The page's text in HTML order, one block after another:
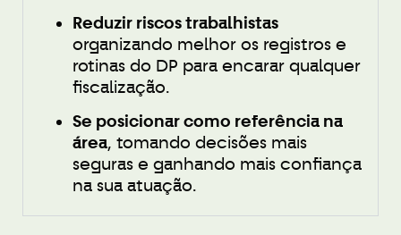
Reduzir riscos trabalhistas
organizando melhor os registros e
rotinas do DP para encarar qualquer
fiscalização.
Se posicionar como referência na
área, tomando decisões mais
seguras e ganhando mais confiança
na sua atuação.